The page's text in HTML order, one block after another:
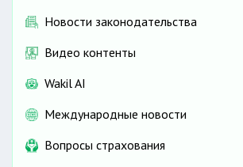
Новости законодательства
Видео контенты
Wakil AI
Международные новости
Вопросы страхования